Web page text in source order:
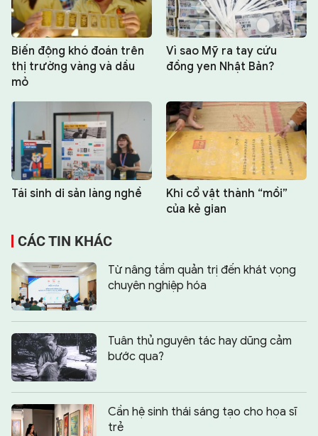
Biến động khó đoán trên
thị trường vàng và dầu
mỏ
Vì sao Mỹ ra tay cứu
đồng yen Nhật Bản?
Tái sinh di sản làng nghề
Khi cổ vật thành “mồi”
của kẻ gian
CÁC TIN KHÁC
Từ nâng tầm quản trị đến khát vọng
chuyên nghiệp hóa
Tuân thủ nguyên tác hay dũng cảm
bước qua?
Cần hệ sinh thái sáng tạo cho họa sĩ
trẻ